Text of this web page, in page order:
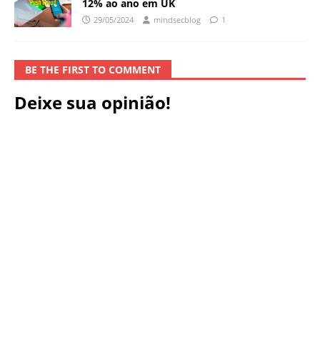
12% ao ano em UK
29/05/2024 mindsecblog 1
BE THE FIRST TO COMMENT
Deixe sua opinião!